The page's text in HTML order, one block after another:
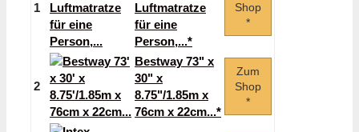
1
Luftmatratze
für eine
Person,...*
Shop
*
2
Bestway 73" x
30" x
8.75"/1.85m x
76cm x 22cm...*
Zum
Shop
*